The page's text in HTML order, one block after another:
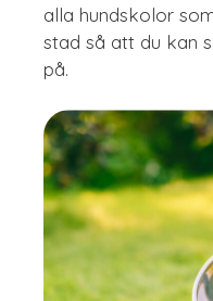
alla hundskolor
stad så att du kan
på.